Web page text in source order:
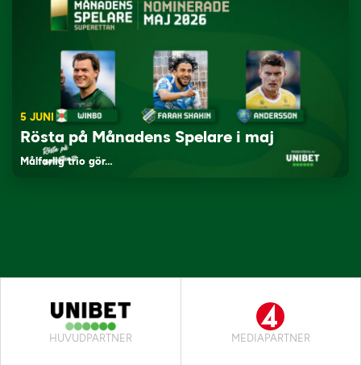
5 JUNI
Rösta på Månadens Spelare i maj
Målfarlig trio gör…
HUVUDPARTNER MEDIAPARTNER